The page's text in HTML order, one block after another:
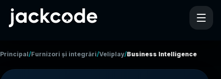
Principal/Furnizori și integrări/Veliplay/Business Intelligence